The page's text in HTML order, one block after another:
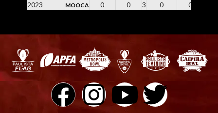
2023
MOOCA 0 0 3 0 0.0